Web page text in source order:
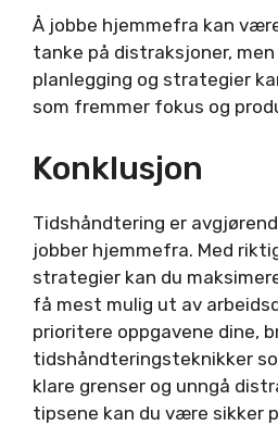
Å jobbe hjemmefra kan
tanke på distraksjoner,
planlegging og strategier
som fremmer fokus og
Konklusjon
Tidshåndtering er
jobber hjemmefra. Med
strategier kan du
få mest mulig ut av
prioritere oppgavene dine,
tidshåndteringsteknikker
klare grenser og unngå
tipsene kan du være sikker